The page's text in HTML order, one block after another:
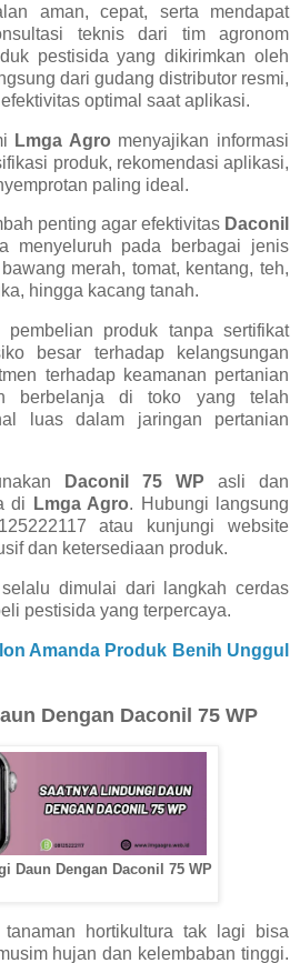
aman, cepat, serta mendapat
teknis dari tim agronom
pestisida yang dikirimkan oleh
dari gudang distributor resmi,
optimal saat aplikasi.
Lmga Agro menyajikan informasi
produk, rekomendasi aplikasi,
paling ideal.
penting agar efektivitas Daconil
menyeluruh pada berbagai jenis
merah, tomat, kentang, teh,
hingga kacang tanah.
produk tanpa sertifikat
besar terhadap kelangsungan
terhadap keamanan pertanian
berbelanja di toko yang telah
luas dalam jaringan pertanian
Daconil 75 WP asli dan
di
Lmga Agro. Hubungi langsung
atau kunjungi website
dan ketersediaan produk.
dimulai dari langkah cerdas
pestisida yang terpercaya.
Amanda Produk Benih Unggul
Dengan Daconil 75 WP
Daun Dengan Daconil 75 WP
tanaman hortikultura tak lagi bisa
hujan dan kelembaban tinggi.